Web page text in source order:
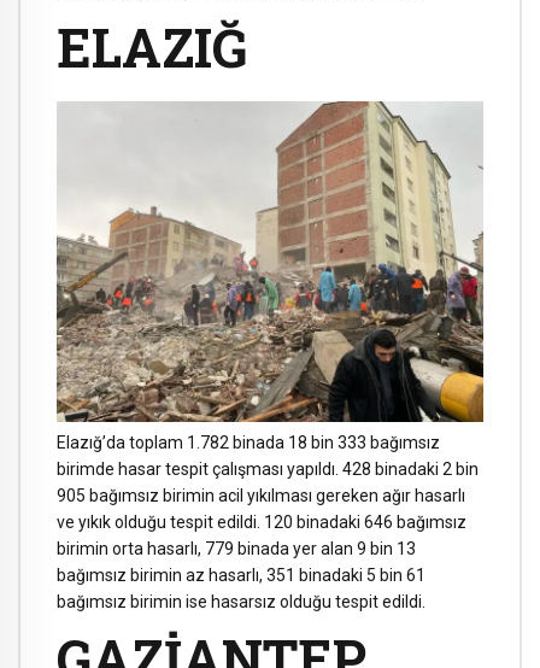
ELAZIĞ
Elazığ’da toplam 1.782 binada 18 bin 333 bağımsız
birimde hasar tespit çalışması yapıldı. 428 binadaki 2 bin
905 bağımsız birimin acil yıkılması gereken ağır hasarlı
ve yıkık olduğu tespit edildi. 120 binadaki 646 bağımsız
birimin orta hasarlı, 779 binada yer alan 9 bin 13
bağımsız birimin az hasarlı, 351 binadaki 5 bin 61
bağımsız birimin ise hasarsız olduğu tespit edildi.